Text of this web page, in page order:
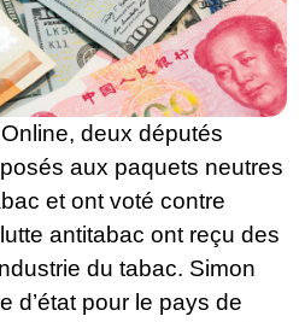
deux députés
aux paquets neutres
et ont voté contre
antitabac ont reçu des
du tabac. Simon
d’état pour le pays de